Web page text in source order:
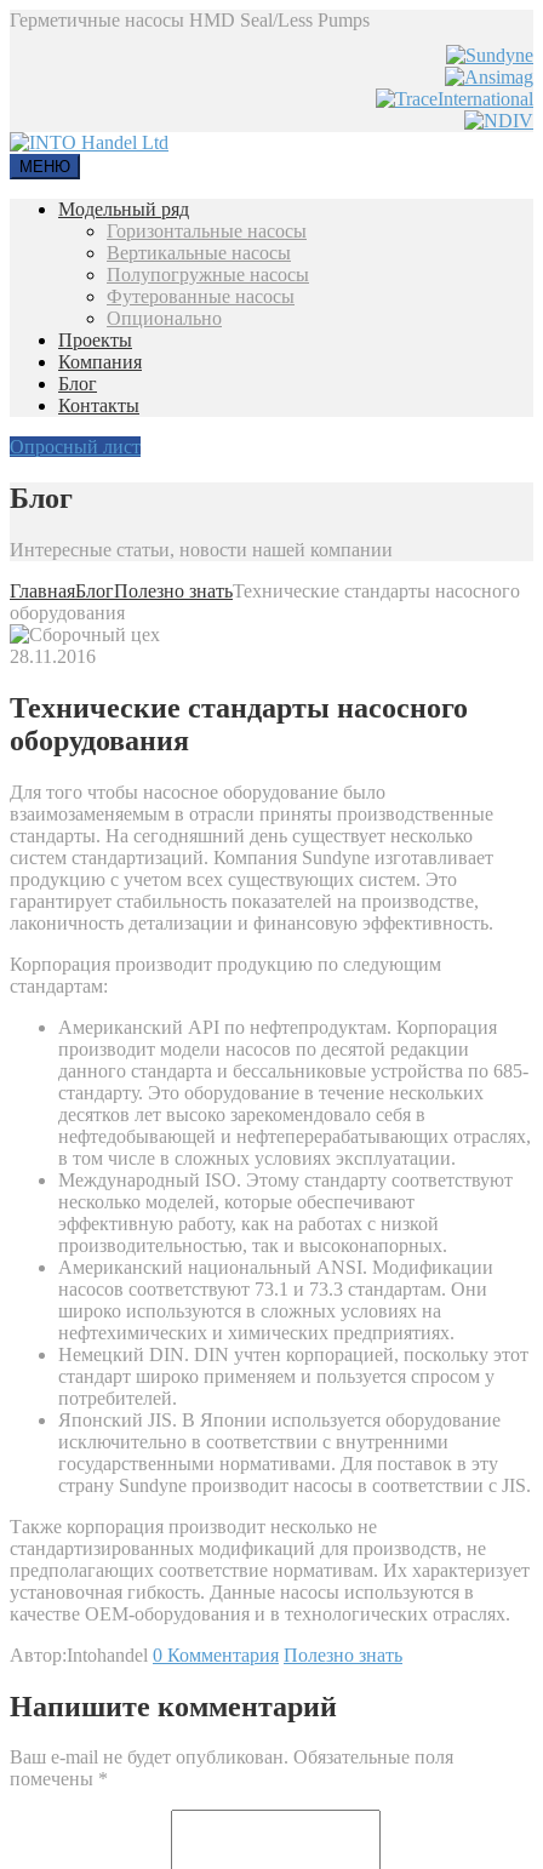
Герметичные насосы HMD Seal/Less Pumps
МЕНЮ
Модельный ряд
Горизонтальные насосы
Вертикальные насосы
Полупогружные насосы
Футерованные насосы
Опционально
Проекты
Компания
Блог
Контакты
Опросный лист
Блог
Интересные статьи, новости нашей компании
ГлавнаяБлогПолезно знатьТехнические стандарты насосного
оборудования
28.11.2016
Технические стандарты насосного
оборудования
Для того чтобы насосное оборудование было
взаимозаменяемым в отрасли приняты производственные
стандарты. На сегодняшний день существует несколько
систем стандартизаций. Компания Sundyne изготавливает
продукцию с учетом всех существующих систем. Это
гарантирует стабильность показателей на производстве,
лаконичность детализации и финансовую эффективность.
Корпорация производит продукцию по следующим
стандартам:
Американский API по нефтепродуктам. Корпорация
производит модели насосов по десятой редакции
данного стандарта и бессальниковые устройства по 685-
стандарту. Это оборудование в течение нескольких
десятков лет высоко зарекомендовало себя в
нефтедобывающей и нефтеперерабатывающих отраслях,
в том числе в сложных условиях эксплуатации.
Международный ISO. Этому стандарту соответствуют
несколько моделей, которые обеспечивают
эффективную работу, как на работах с низкой
производительностью, так и высоконапорных.
Американский национальный ANSI. Модификации
насосов соответствуют 73.1 и 73.3 стандартам. Они
широко используются в сложных условиях на
нефтехимических и химических предприятиях.
Немецкий DIN. DIN учтен корпорацией, поскольку этот
стандарт широко применяем и пользуется спросом у
потребителей.
Японский JIS. В Японии используется оборудование
исключительно в соответствии с внутренними
государственными нормативами. Для поставок в эту
страну Sundyne производит насосы в соответствии с JIS.
Также корпорация производит несколько не
стандартизированных модификаций для производств, не
предполагающих соответствие нормативам. Их характеризует
установочная гибкость. Данные насосы используются в
качестве OEM-оборудования и в технологических отраслях.
Автор:Intohandel 0 Комментария Полезно знать
Напишите комментарий
Ваш e-mail не будет опубликован. Обязательные поля
помечены *